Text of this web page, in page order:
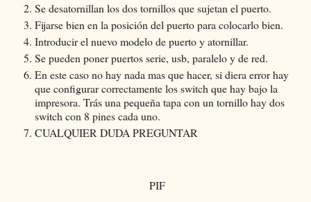
Se desatornillan los dos tornillos que sujetan el puerto.
Fijarse bien en la posición del puerto para colocarlo bien.
Introducir el nuevo modelo de puerto y atornillar.
Se pueden poner puertos serie, usb, paralelo y de red.
En este caso no hay nada mas que hacer, si diera error hay
que configurar correctamente los switch que hay bajo la
impresora. Trás una pequeña tapa con un tornillo hay dos
switch con 8 pines cada uno.
CUALQUIER DUDA PREGUNTAR
PIF